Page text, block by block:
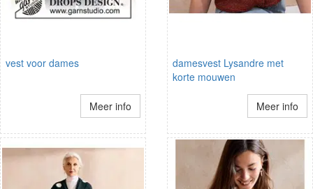
vest voor dames
Meer info
damesvest Lysandre met
korte mouwen
Meer info